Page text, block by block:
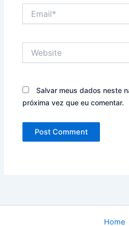
Salvar meus dados neste
próxima vez que eu comentar.
Home